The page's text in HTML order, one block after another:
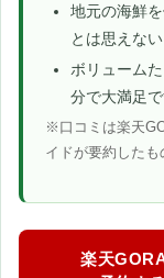
地元の海鮮
とは思えな
ボリューム
分で大満足
※口コミは楽天
イドが要約したも
楽天